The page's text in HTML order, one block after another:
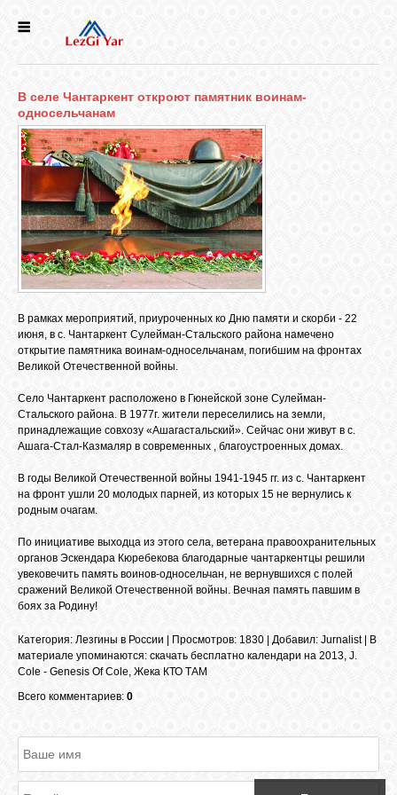
СЕЛА
ИСТОРИЯ
КУЛЬТУРА
ГОЛОС
ЛЕЗГИН
НАРОДЫ
БИБЛИОТЕКА
ГОСТЕВАЯ
О САЙТЕ
ВИДЕО
В селе Чантаркент откроют памятник воинам-
односельчанам
В рамках мероприятий, приуроченных ко Дню памяти и скорби - 22
июня, в с. Чантаркент Сулейман-Стальского района намечено
открытие памятника воинам-односельчанам, погибшим на фронтах
Великой Отечественной войны.
Село Чантаркент расположено в Гюнейской зоне Сулейман-
Стальского района. В 1977г. жители переселились на земли,
принадлежащие совхозу «Ашагастальский». Сейчас они живут в с.
Ашага-Стал-Казмаляр в современных , благоустроенных домах.
В годы Великой Отечественной войны 1941-1945 гг. из с. Чантаркент
на фронт ушли 20 молодых парней, из которых 15 не вернулись к
родным очагам.
По инициативе выходца из этого села, ветерана правоохранительных
органов Эскендара Кюребекова благодарные чантаркентцы решили
увековечить память воинов-односельчан, не вернувшихся с полей
сражений Великой Отечественной войны. Вечная память павшим в
боях за Родину!
Категория: Лезгины в России | Просмотров: 1830 | Добавил: Jurnalist| В
материале упоминаются: скачать бесплатно календари на 2013 J.
Cole - Genesis Of Cole Жека КТО ТАМ
Всего комментариев: 0